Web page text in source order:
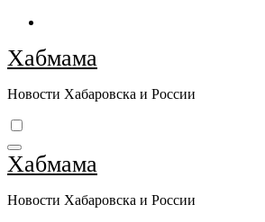
Перейти
содержимому
Хабмама
Новости Хабаровска и России
Хабмама
Новости Хабаровска и России